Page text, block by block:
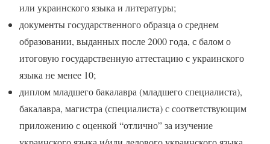
или украинского языка и литературы;
документы государственного образца о среднем
образовании, выданных после 2000 года, с балом о
итоговую государственную аттестацию с украинского
языка не менее 10;
диплом младшего бакалавра (младшего специалиста),
бакалавра, магистра (специалиста) с соответствующим
приложению с оценкой “отлично” за изучение